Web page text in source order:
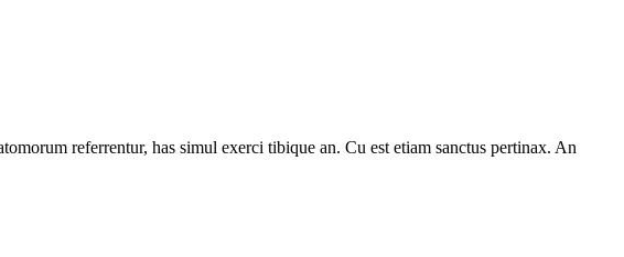
referrentur, has simul exerci tibique an. Cu est etiam sanctus pertinax. An